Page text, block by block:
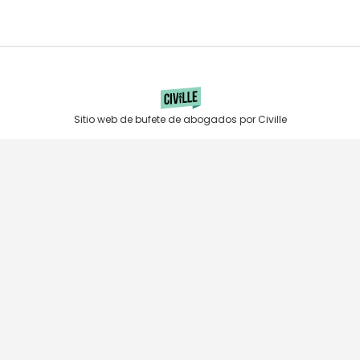
Sitio web de bufete de abogados por Civille